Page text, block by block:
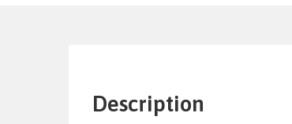
Description